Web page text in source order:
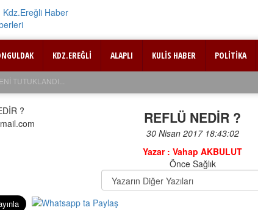
KDZ.EREĞLİ ALAPLI KULİS HABER POLİTİKA
TUTUKLANDI...
REFLÜ NEDİR ?
30 Nisan 2017 18:43:02
Yazar : Vahap AKBULUT
Önce Sağlık